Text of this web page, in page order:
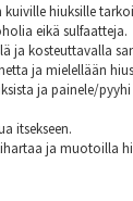
hiuksille
eikä sulfaatteja.
ja kosteuttavalla
ja mielellään
ja painele/
itsekseen.
ja muotoilla